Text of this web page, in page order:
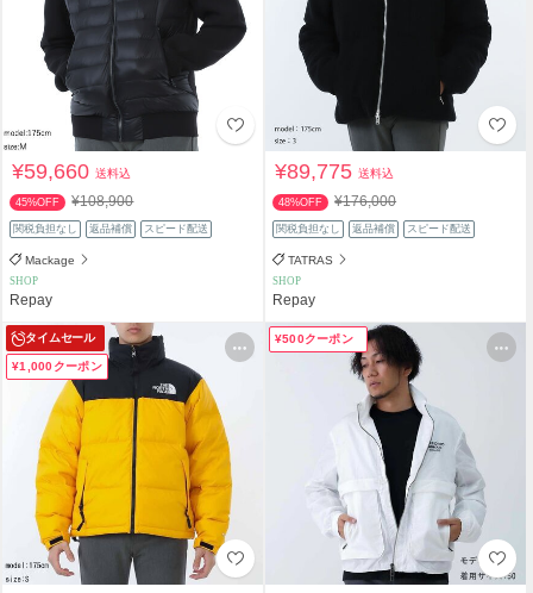
¥59,660送料込
45%OFF ¥108,900
関税負担なし 返品補償 スピード配送
Mackage
SHOP
Repay
¥89,775送料込
48%OFF ¥176,000
関税負担なし 返品補償 スピード配送
TATRAS
SHOP
Repay
タイムセール
¥1,000クーポン
¥500クーポン